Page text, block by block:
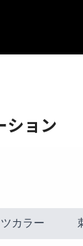
ション
カラー